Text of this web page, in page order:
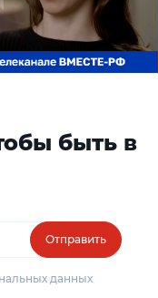
быть в
Отправить
данных